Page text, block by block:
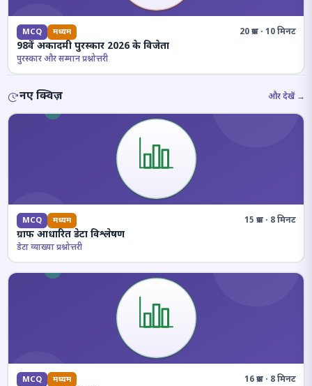
MCQ मध्यम 20 प्रश्न · 10 मिनट
98वें अकादमी पुरस्कार 2026 के विजेता
पुरस्कार और सम्मान प्रश्नोत्तरी
नए क्विज़ और देखें →
MCQ मध्यम 15 प्रश्न · 8 मिनट
ग्राफ आधारित डेटा विश्लेषण
डेटा व्याख्या प्रश्नोत्तरी
MCQ मध्यम 16 प्रश्न · 8 मिनट